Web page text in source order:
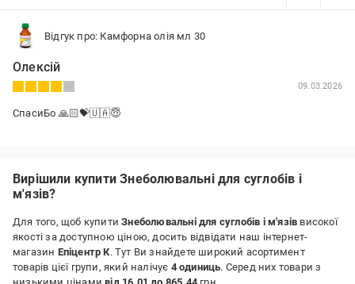
Відгук про: Камфорна олія мл 30
Олексій
09.03.2026
СпасиБо 🙏🏻💝🇺🇦😇
Вирішили купити Знеболювальні для суглобів і
м'язів?
Для того, щоб купитиЗнеболювальні для суглобів і м'язів високої
якості за доступною ціною, досить відвідати наш інтернет-
магазин Епіцентр К. Тут Ви знайдете широкий асортимент
товарів цієї групи, який налічує 4 одиниць. Серед них товари з